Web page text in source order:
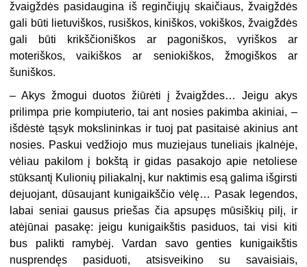
žvaigždės pasidaugina iš reginčiųjų skaičiaus, žvaigždės
gali būti lietuviškos, rusiškos, kiniškos, vokiškos, žvaigždės
gali būti krikščioniškos ar pagoniškos, vyriškos ar
moteriškos, vaikiškos ar seniokiškos, žmogiškos ar
šuniškos.
– Akys žmogui duotos žiūrėti į žvaigždes… Jeigu akys
prilimpa prie kompiuterio, tai ant nosies pakimba akiniai, –
išdėstė tąsyk mokslininkas ir tuoj pat pasitaisė akinius ant
nosies. Paskui vedžiojo mus muziejaus tuneliais įkalnėje,
vėliau pakilom į bokštą ir gidas pasakojo apie netoliese
stūksantį Kulionių piliakalnį, kur naktimis esą galima išgirsti
dejuojant, dūsaujant kunigaikščio vėlę… Pasak legendos,
labai seniai gausus priešas čia apsupęs mūsiškių pilį, ir
atėjūnai pasakę: jeigu kunigaikštis pasiduos, tai visi kiti
bus palikti ramybėj. Vardan savo genties kunigaikštis
nusprendęs pasiduoti, atsisveikino su savaisiais,